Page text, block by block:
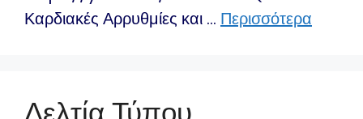
Καρδιακές Αρρυθμίες και … Περισσότερα